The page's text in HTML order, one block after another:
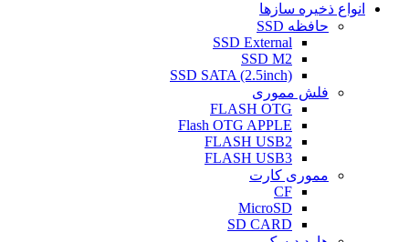
انواع ذخیره سازها
حافظه SSD
SSD External
SSD M2
SSD SATA (2.5inch)
فلش مموری
FLASH OTG
Flash OTG APPLE
FLASH USB2
FLASH USB3
مموری کارت
CF
MicroSD
SD CARD